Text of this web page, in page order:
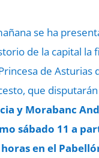
se ha
de la capital la
de Asturias
que disputarán
y Morabanc
sábado 11 a
en el